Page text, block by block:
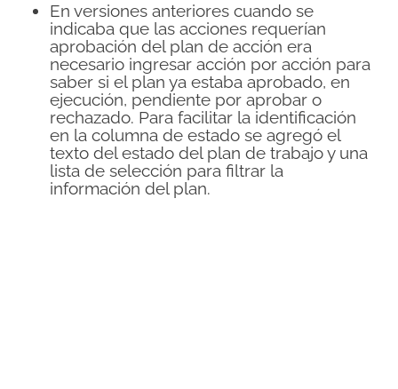
En versiones anteriores cuando se
indicaba que las acciones requerían
aprobación del plan de acción era
necesario ingresar acción por acción para
saber si el plan ya estaba aprobado, en
ejecución, pendiente por aprobar o
rechazado. Para facilitar la identificación
en la columna de estado se agregó el
texto del estado del plan de trabajo y una
lista de selección para filtrar la
información del plan.